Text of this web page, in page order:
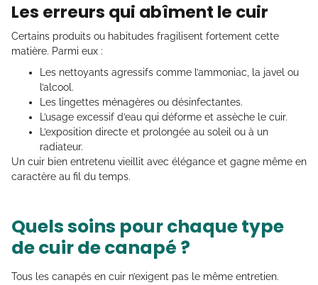
Les erreurs qui abîment le cuir
Certains produits ou habitudes fragilisent fortement cette
matière. Parmi eux :
Les nettoyants agressifs comme l’ammoniac, la javel ou
l’alcool.
Les lingettes ménagères ou désinfectantes.
L’usage excessif d’eau qui déforme et assèche le cuir.
L’exposition directe et prolongée au soleil ou à un
radiateur.
Un cuir bien entretenu vieillit avec élégance et gagne même en
caractère au fil du temps.
Quels soins pour chaque type
de cuir de canapé ?
Tous les canapés en cuir n’exigent pas le même entretien.